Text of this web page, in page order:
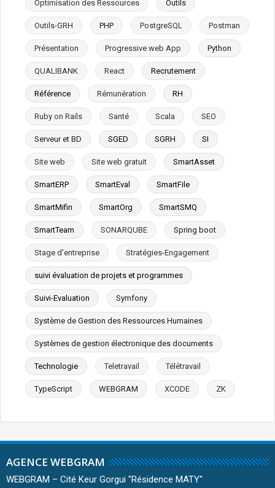
Optimisation des Ressources Outils
Outils-GRH PHP PostgreSQL Postman
Présentation Progressive web App Python
QUALIBANK React Recrutement
Référence Rémunération RH
Ruby on Rails Santé Scala SEO
Serveur et BD SGED SGRH SI
Site web Site web gratuit SmartAsset
SmartERP SmartEval SmartFile
SmartMifin SmartOrg SmartSMQ
SmartTeam SONARQUBE Spring boot
Stage d'entreprise Stratégies-Engagement
suivi évaluation de projets et programmes
Suivi-Evaluation Symfony
Système de Gestion des Ressources Humaines
Systèmes de gestion électronique des documents
Technologie Teletravail Télétravail
TypeScript WEBGRAM XCODE ZK
AGENCE WEBGRAM
WEBGRAM – Cité Keur Gorgui ''Résidence MATY''